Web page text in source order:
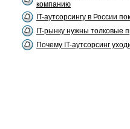
компанию
IT-аутсорсингу в России
IT-рынку нужны толковые
Почему IT-аутсорсинг